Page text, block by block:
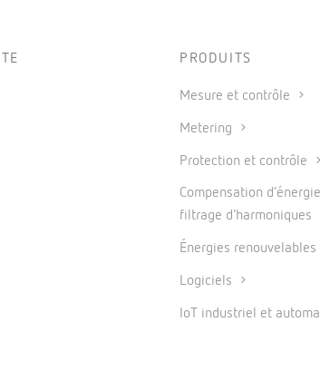
PRODUITS
Mesure et contrôle
Metering
Protection et contrôle
Compensation
filtrage d’harmoniques
Énergies renouvelables
Logiciels
IoT industriel et